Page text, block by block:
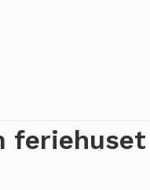
feriehuset